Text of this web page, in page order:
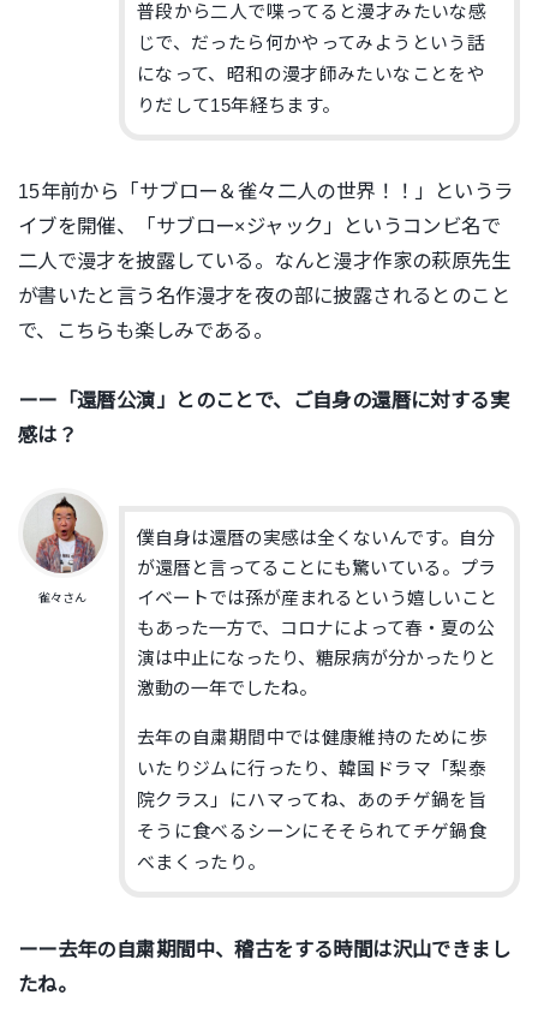
普段から二人で喋ってると漫才みたいな感
じで、だったら何かやってみようという話
になって、昭和の漫才師みたいなことをや
りだして15年経ちます。
15年前から「サブロー＆雀々二人の世界！！」というラ
イブを開催、「サブロー×ジャック」というコンビ名で
二人で漫才を披露している。なんと漫才作家の萩原先生
が書いたと言う名作漫才を夜の部に披露されるとのこと
で、こちらも楽しみである。
ーー「還暦公演」とのことで、ご自身の還暦に対する実
感は？
雀々さん
僕自身は還暦の実感は全くないんです。自分
が還暦と言ってることにも驚いている。プラ
イベートでは孫が産まれるという嬉しいこと
もあった一方で、コロナによって春・夏の公
演は中止になったり、糖尿病が分かったりと
激動の一年でしたね。
去年の自粛期間中では健康維持のために歩
いたりジムに行ったり、韓国ドラマ「梨泰
院クラス」にハマってね、あのチゲ鍋を旨
そうに食べるシーンにそそられてチゲ鍋食
べまくったり。
ーー去年の自粛期間中、稽古をする時間は沢山できまし
たね。